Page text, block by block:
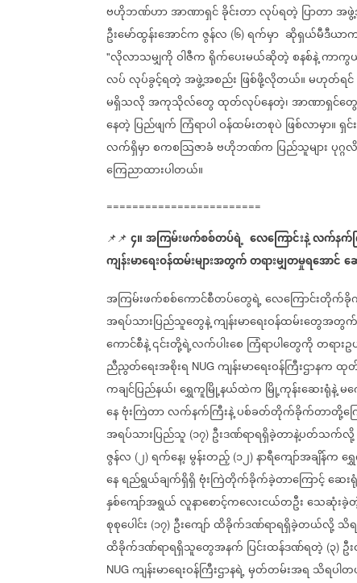
ဗဟိုဘဏ်ဟာအာဏာရှင်ခိုင်းတာလုပ်ရတဲ့ ပြာတာအဖွဲ့
ဦးမော်ထွန်းအောင်ကဇွန်လ (၆) ရက်မှာ ဆိုရှယ်မီဒီယာ
"လိုလာသမျှကိုဝါဇီကရိုက်ပေးမယ်ဆိုတဲ့စနစ်နဲ့ကာကွ
လပ်လုပ်ခွင့်ရတဲ့အဖွဲ့အစည်း ဖြစ်ဖို့လိုတယ်။မဟုတ်ရင်
မရှိသလိုအကုသိုလ်တွေထုတ်လုပ်နေတဲ့၊အာဏာရှင်တွေ
နေတဲ့ ပြည်ဖျက် ကြံရာပါဝန်ထမ်းတစုပဲ ဖြစ်လာမှာ။ရှ
လက်ရှိမှာစကစသြဇာခံဗဟိုဘဏ်က ပြည်သူများပုဂ္
ကြေညာထားပါတယ်။
========================
📌📌 ၄။အကြမ်းဖက်စစ်တပ်ရဲ့ လေကြောင်းနဲ့လက်နက်
ကျန်းမာရေးဝန်ထမ်းများအတွက်တရားမျှတမှုရအောင်ဆ
အကြမ်းဖက်စစ်ကောင်စီတပ်တွေရဲ့လေကြောင်းတိုက်ခို
အရပ်သားပြည်သူတွေနဲ့ကျန်းမာရေးဝန်ထမ်းတွေအတွက်
ကောင်စီနဲ့၎င်းတို့ရဲ့လက်ပါးစေ ကြံရာပါတွေကိုတရား
ညီညွတ်ရေးအစိုးရ NUG ကျန်းမာရေးဝန်ကြီးဌာနကထုတ်
ကချင်ပြည်နယ်၊ရွှေကူမြို့နယ်ထဲက မြို့ကုန်းဆေးရုံနဲ့မ
နေဗုံးကြဲတာလက်နက်ကြီးနဲ့ပစ်ခတ်တိုက်ခိုက်တာတို့ကြ
အရပ်သားပြည်သူ (၁၇) ဦးဒဏ်ရာရရှိခဲ့တာနဲ့ပတ်သက်လို့
ဇွန်လ (၂) ရက်နေ့၊မွန်းတည့် (၁၂) နာရီကျော်အချိန်ကရွှ
နေရည်ရွယ်ချက်ရှိရှိဗုံးကြဲတိုက်ခိုက်ခဲ့တာကြောင့်ဆေ
နှစ်ကျော်အရွယ်လူနာစောင့်ကလေးငယ်တဦးသေဆုံးခဲ့
စုစုပေါင်း (၁၇) ဦးကျော်ထိခိုက်ဒဏ်ရာရရှိခဲ့တယ်လို့သိ
ထိခိုက်ဒဏ်ရာရရှိသူတွေအနက် ပြင်းထန်ဒဏ်ရတဲ့ (၃) ဦ
NUG ကျန်းမာရေးဝန်ကြီးဌာနရဲ့မှတ်တမ်းအရ သိရပါ